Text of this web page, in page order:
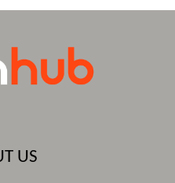
US